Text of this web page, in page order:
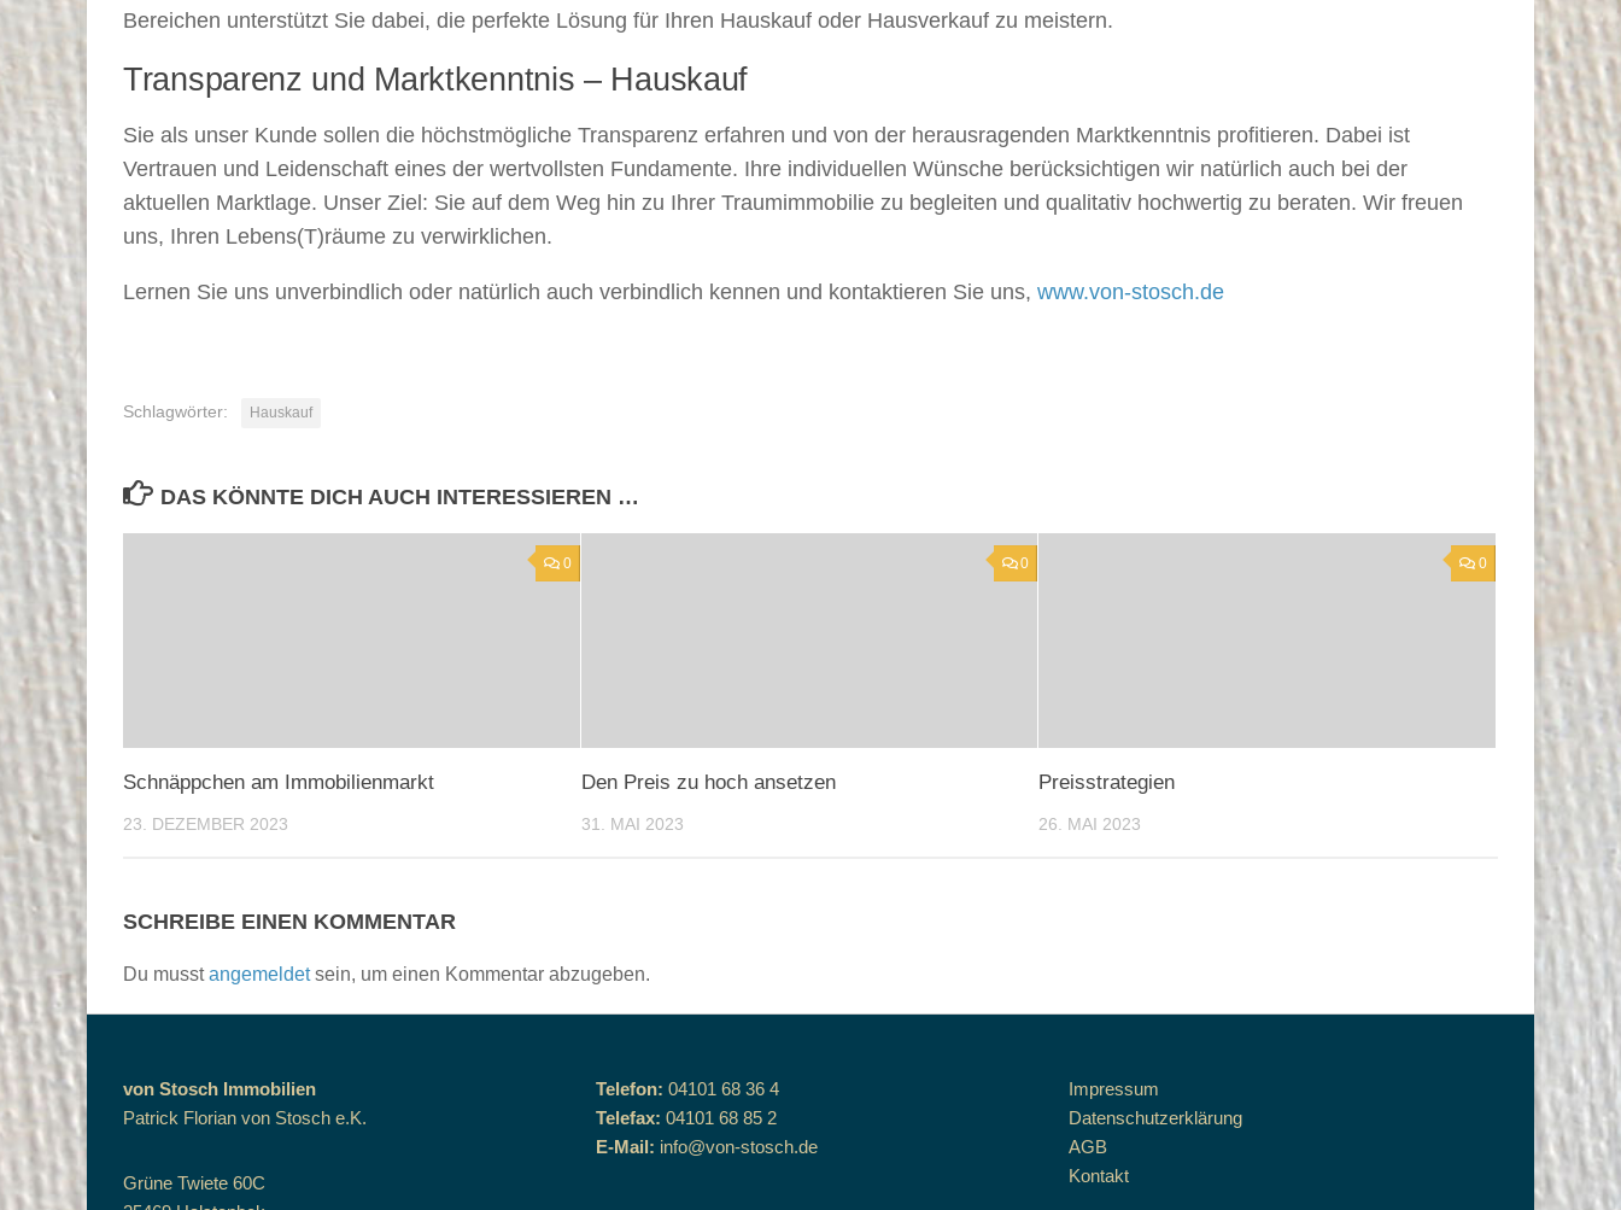
Bereichen unterstützt Sie dabei, die perfekte Lösung für Ihren Hauskauf oder Hausverkauf zu meistern.
Transparenz und Marktkenntnis – Hauskauf
Sie als unser Kunde sollen die höchstmögliche Transparenz erfahren und von der herausragenden Marktkenntnis profitieren. Dabei ist
Vertrauen und Leidenschaft eines der wertvollsten Fundamente. Ihre individuellen Wünsche berücksichtigen wir natürlich auch bei der
aktuellen Marktlage. Unser Ziel: Sie auf dem Weg hin zu Ihrer Traumimmobilie zu begleiten und qualitativ hochwertig zu beraten. Wir freuen
uns, Ihren Lebens(T)räume zu verwirklichen.
Lernen Sie uns unverbindlich oder natürlich auch verbindlich kennen und kontaktieren Sie uns, www.von-stosch.de
Schlagwörter: Hauskauf
DAS KÖNNTE DICH AUCH INTERESSIEREN …
0
Schnäppchen am Immobilienmarkt
23. DEZEMBER 2023
0
Den Preis zu hoch ansetzen
31. MAI 2023
0
Preisstrategien
26. MAI 2023
SCHREIBE EINEN KOMMENTAR
Du musstangemeldetsein, um einen Kommentar abzugeben.
von Stosch Immobilien
Patrick Florian von Stosch e.K.
Grüne Twiete 60C
Telefon: 04101 68 36 4
Telefax: 04101 68 85 2
E-Mail: info@von-stosch.de
Impressum
Datenschutzerklärung
AGB
Kontakt